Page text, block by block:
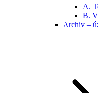
A.
B.
Archiv –